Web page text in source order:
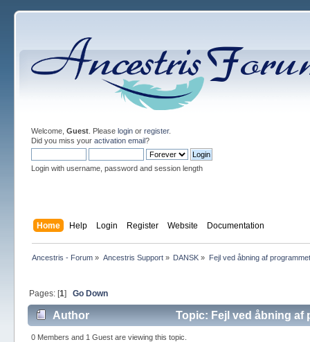
Welcome, Guest. Please loginor register.
Did you miss your activation email?
Login with username, password and session length
Home Help Login Register Website Documentation
Ancestris - Forum » Ancestris Support» DANSK » Fejl ved åbning af programmet
Pages: [1] Go Down
Author Topic: Fejl ved åbning af
0 Members and 1 Guest are viewing this topic.